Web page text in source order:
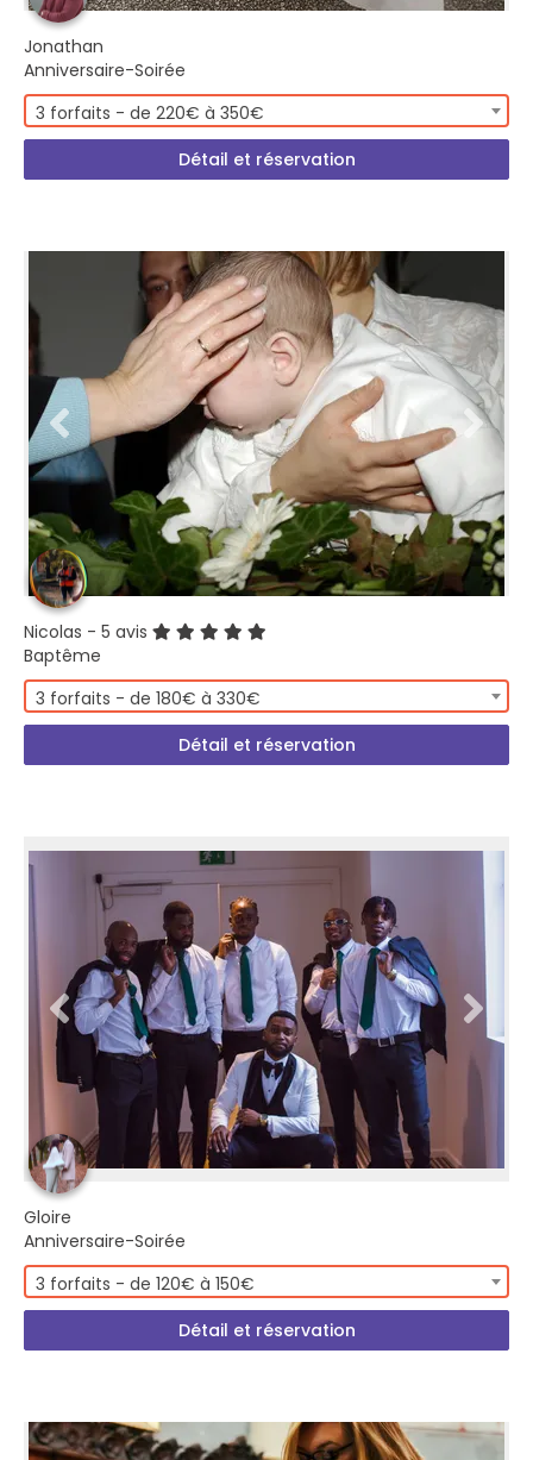
Jonathan
Anniversaire-Soirée
3 forfaits - de 220€ à 350€
Détail et réservation
Nicolas - 5 avis
Baptême
3 forfaits - de 180€ à 330€
Détail et réservation
Gloire
Anniversaire-Soirée
3 forfaits - de 120€ à 150€
Détail et réservation